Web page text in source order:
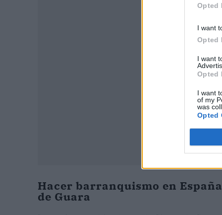
Opted
I want
Opted
I want
Opted
I want
of my
was
Opted
Hacer barranquismo en
de Guara